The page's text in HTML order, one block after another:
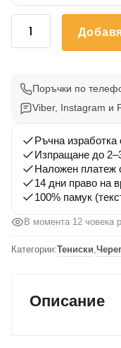
количество
Черепи
Поръчки по
Viber, Instagram и
Ръчна изработка
Изпращане до
Наложен платеж
14 дни право на
100% памук
В момента 12 човека
Категории:Тениски,
Описание